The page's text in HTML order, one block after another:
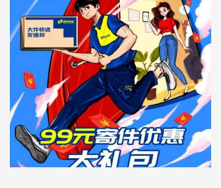
线上，德邦快递与百度将共同补贴消费者，补贴后
的首重价格在全网形成最低价格，为消费者带来最
实在的优惠。以从北京寄件到杭州的跨城快递为
例，相比市面上大多快递公司15元左右的寄件费
用，在德邦快递智能小程序使用补贴后只要7元。就
同城寄快递来说，其他快递公司的价格约在10到15
元不等，而使用德邦快递智能小程序的补贴后只要6
元。用户只需在百度APP搜索“寄快递”，在“比价寄
件”页面中领取德邦快递无门槛使用的立减优惠券，
即可享受全网最低价，实现随心无忧退货。